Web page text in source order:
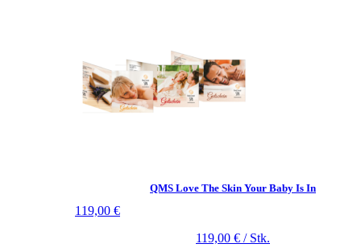
QMS Love The Skin Your Baby Is In
119,00 €
119,00 € / Stk.